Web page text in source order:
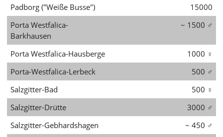
Padborg ("Weiße Busse")
15000
Porta Westfalica-
Barkhausen
~ 1500 ♂
Porta Westfalica-Hausberge 1000 ♀
Porta-Westfalica-Lerbeck
500 ♂
Salzgitter-Bad
500 ♀
Salzgitter-Drütte
3000 ♂
Salzgitter-Gebhardshagen
~ 450 ♂